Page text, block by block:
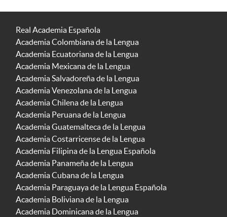
Real Academia Española
Academia Colombiana de la Lengua
Academia Ecuatoriana de la Lengua
Academia Mexicana de la Lengua
Academia Salvadoreña de la Lengua
Academia Venezolana de la Lengua
Academia Chilena de la Lengua
Academia Peruana de la Lengua
Academia Guatemalteca de la Lengua
Academia Costarricense de la Lengua
Academia Filipina de la Lengua Española
Academia Panameña de la Lengua
Academia Cubana de la Lengua
Academia Paraguaya de la Lengua Española
Academia Boliviana de la Lengua
Academia Dominicana de la Lengua